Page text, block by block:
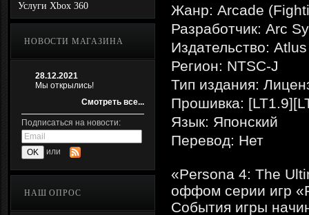
Услуги Xbox 360
НОВОСТИ МАГАЗИНА
28.12.2021
Мы открылись!
Смотреть все...
Подписаться на новости:
или
НАШ ОПРОС
Жанр: Arcade
Разработчик: Arc
Издательство:
Регион: NTSC-J
Тип издания:
Прошивка:
Язык: Японский
Перевод: Нет
«Persona 4: The
оффом серии игр
События игры